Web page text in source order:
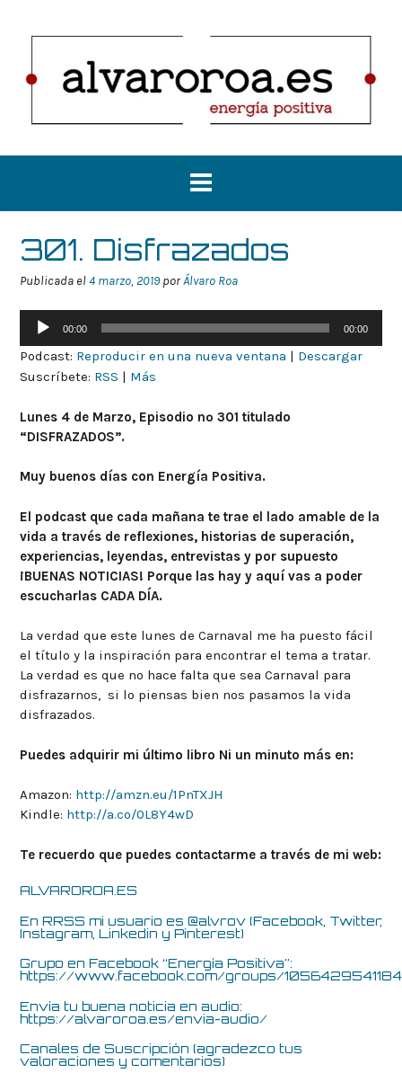
301. Disfrazados
Publicada el4 marzo, 2019porÁlvaro Roa
Reproductor
audio
00:00 00:00
Podcast: Reproducir en una nueva ventana | Descargar
Suscríbete: RSS | Más
Lunes 4 de Marzo, Episodio nº 301 titulado
“DISFRAZADOS”.
Muy buenos días con Energía Positiva.
El podcast que cada mañana te trae el lado amable de la
vida a través de reflexiones, historias de superación,
experiencias, leyendas, entrevistas y por supuesto
¡BUENAS NOTICIAS! Porque las hay y aquí vas a poder
escucharlas CADA DÍA.
La verdad que este lunes de Carnaval me ha puesto fácil
el título y la inspiración para encontrar el tema a tratar.
La verdad es que no hace falta que sea Carnaval para
disfrazarnos, si lo piensas bien nos pasamos la vida
disfrazados.
Puedes adquirir mi último libro Ni un minuto más en:
Amazon: http://amzn.eu/1PnTXJH
Kindle: http://a.co/0L8Y4wD
Te recuerdo que puedes contactarme a través de mi web:
ALVAROROA.ES
En RRSS mi usuario es @alvrov (Facebook, Twitter,
Instagram, Linkedin y Pinterest)
Grupo en Facebook “Energía Positiva”:
https://www.facebook.com/groups/
Envía tu buena noticia en audio:
https://alvaroroa.es/envia-audio/
Canales de Suscripción (agradezco tus
valoraciones y comentarios)